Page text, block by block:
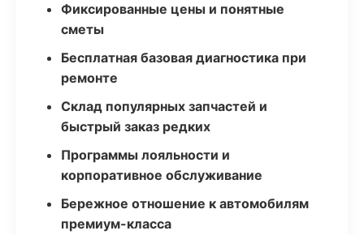
Фиксированные цены и понятные
сметы
Бесплатная базовая диагностика при
ремонте
Склад популярных запчастей и
быстрый заказ редких
Программы лояльности и
корпоративное обслуживание
Бережное отношение к автомобилям
премиум-класса